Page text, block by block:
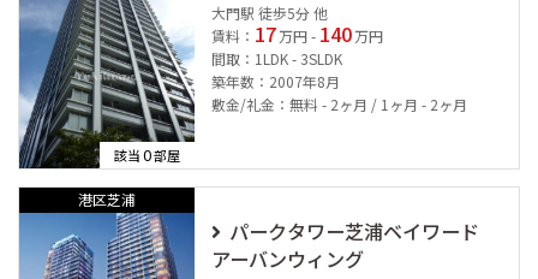
該当0部屋
大門駅 徒歩5分 他
賃料： 17 万円 - 140 万円
間取：1LDK - 3SLDK
築年数：2007年8月
敷金/礼金：無料 - 2ヶ月 / 1ヶ月 - 2ヶ月
港区芝浦
パークタワー芝浦ベイワード
アーバンウィング